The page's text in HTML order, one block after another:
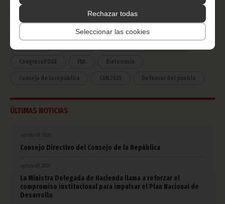
Rechazar todas
Seleccionar las cookies
África
COVID-19 Cultura Estadísticas
CongresoPDGE FIJA Bielorrusia
Consejo de la república CAN 2025 Defensor del pueblo
ÚLTIMAS NOTICIAS
agosto 08, 2026
Consejo Directivo del Consejo de la República
agosto 07, 2026
La Ministra Delegada de Hacienda llama a reforzar el
compromiso institucional para impulsar el Plan Nacional de
Desarrollo